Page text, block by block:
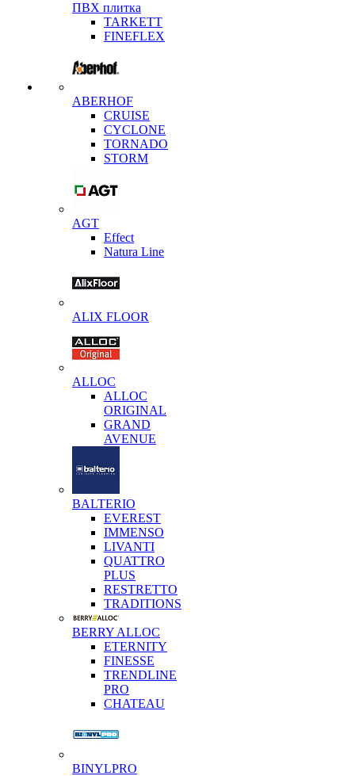
ПВХ плитка
TARKETT
FINEFLEX
ABERHOF
CRUISE
CYCLONE
TORNADO
STORM
AGT
Effect
Natura Line
ALIX FLOOR
ALLOC
ALLOC
ORIGINAL
GRAND
AVENUE
BALTERIO
EVEREST
IMMENSO
LIVANTI
QUATTRO
PLUS
RESTRETTO
TRADITIONS
BERRY ALLOC
ETERNITY
FINESSE
TRENDLINE
PRO
CHATEAU
BINYLPRO